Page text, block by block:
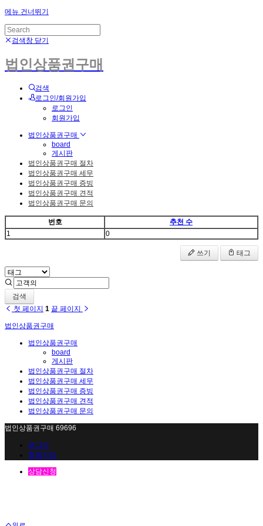
메뉴 건너뛰기
검색창 닫기
법인상품권구매
검색
로그인/회원가입
로그인
회원가입
법인상품권구매
board
게시판
법인상품권구매 절차
법인상품권구매 세무
법인상품권구매 증빙
법인상품권구매 견적
법인상품권구매 문의
번호
추천 수
1
0
쓰기 태그
검색
첫 페이지 1 끝 페이지
법인상품권구매
법인상품권구매
board
게시판
법인상품권구매 절차
법인상품권구매 세무
법인상품권구매 증빙
법인상품권구매 견적
법인상품권구매 문의
법인상품권구매 69696
로그인
회원가입
상담신청